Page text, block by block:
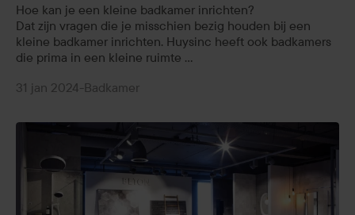
Hoe kan je een kleine badkamer inrichten?
Dat zijn vragen die je misschien bezig houden bij een
kleine badkamer inrichten. Huysinc heeft ook badkamers
die prima in een kleine ruimte ...
31 jan 2024-Badkamer